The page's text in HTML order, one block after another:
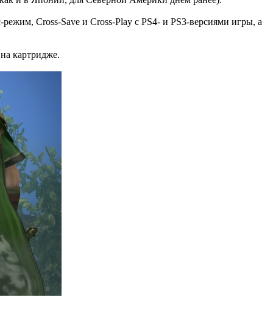
Cross-Save и Cross-Play с PS4- и PS3-версиями игры, а
картридже.